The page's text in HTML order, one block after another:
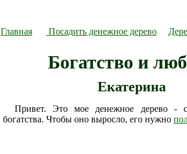
Главная Посадить денежное дерево
Богатство и
Екатерина
Привет. Это мое денежное дерево -
богатства. Чтобы оно выросло, его нужно